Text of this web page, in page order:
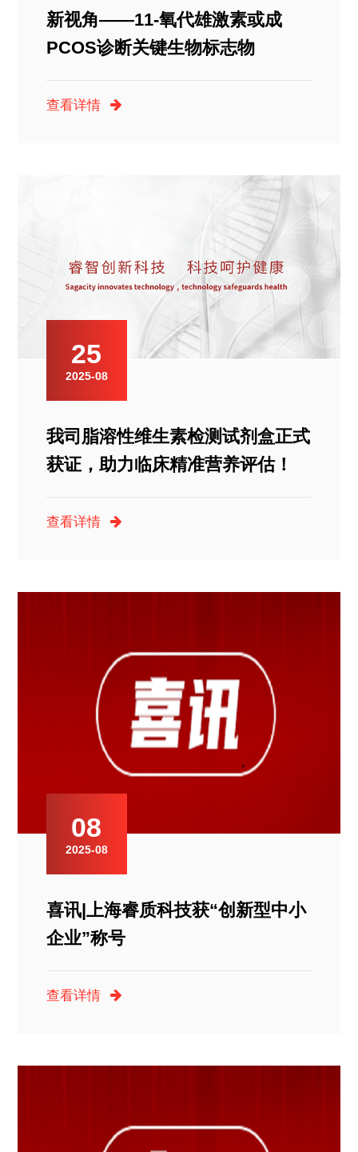
新视角——11-氧代雄激素或成
PCOS诊断关键生物标志物
查看详情
25
2025-08
我司脂溶性维生素检测试剂盒正式
获证，助力临床精准营养评估！
查看详情
08
2025-08
喜讯|上海睿质科技获“创新型中小
企业”称号
查看详情